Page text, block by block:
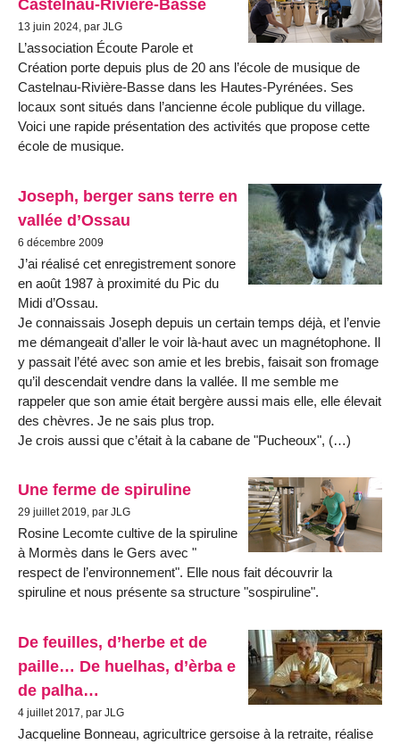
Castelnau-Rivière-Basse
13 juin 2024, par JLG
L’association Écoute Parole et
Création porte depuis plus de 20 ans l’école de musique de
Castelnau-Rivière-Basse dans les Hautes-Pyrénées. Ses
locaux sont situés dans l’ancienne école publique du village.
Voici une rapide présentation des activités que propose cette
école de musique.
Joseph, berger sans terre en
vallée d’Ossau
6 décembre 2009
J’ai réalisé cet enregistrement sonore
en août 1987 à proximité du Pic du
Midi d’Ossau.
Je connaissais Joseph depuis un certain temps déjà, et l’envie
me démangeait d’aller le voir là-haut avec un magnétophone. Il
y passait l’été avec son amie et les brebis, faisait son fromage
qu’il descendait vendre dans la vallée. Il me semble me
rappeler que son amie était bergère aussi mais elle, elle élevait
des chèvres. Je ne sais plus trop.
Je crois aussi que c’était à la cabane de "Pucheoux", (…)
Une ferme de spiruline
29 juillet 2019, par JLG
Rosine Lecomte cultive de la spiruline
à Mormès dans le Gers avec "
respect de l’environnement". Elle nous fait découvrir la
spiruline et nous présente sa structure "sospiruline".
De feuilles, d’herbe et de
paille… De huelhas, d’èrba e
de palha…
4 juillet 2017, par JLG
Jacqueline Bonneau, agricultrice gersoise à la retraite, réalise